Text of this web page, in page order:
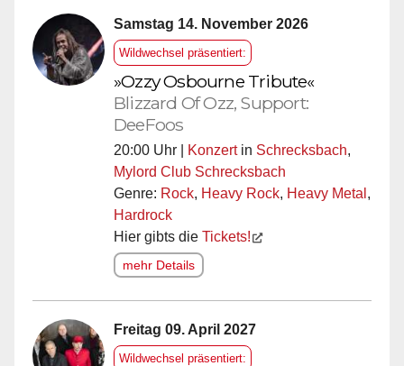
Samstag 14. November 2026
Wildwechsel präsentiert:
»Ozzy Osbourne Tribute«
Blizzard Of Ozz, Support:
DeeFoos
20:00 Uhr | Konzertin Schrecksbach,
Mylord Club Schrecksbach
Genre: Rock, Heavy Rock, Heavy Metal ,
Hardrock
Hier gibts die Tickets!
mehr Details
Freitag 09. April 2027
Wildwechsel präsentiert: